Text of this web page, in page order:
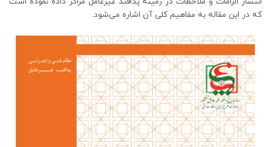
که در این مقاله به مفاهیم کلی آن اشاره می‌شود.